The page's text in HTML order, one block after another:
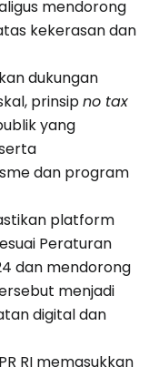
mendorong
kekerasan dan
dukungan
prinsipno tax
yang
dan program
platform
Peraturan
dan mendorong
menjadi
digital dan
RI memasukkan